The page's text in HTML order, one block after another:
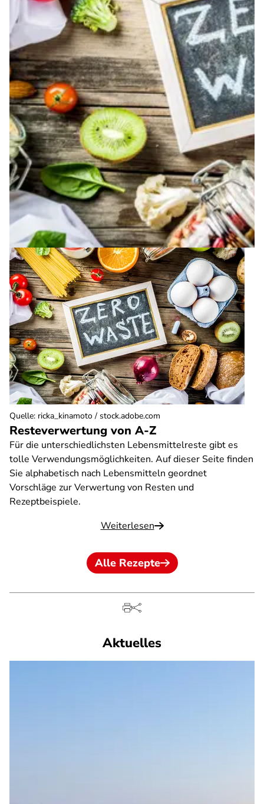
Resteverwertung von A-Z
Für die unterschiedlichsten Lebensmittelreste gibt es
tolle Verwendungsmöglichkeiten. Auf dieser Seite finden
Sie alphabetisch nach Lebensmitteln geordnet
Vorschläge zur Verwertung von Resten und
Rezeptbeispiele.
Weiterlesen
Quelle: ricka_kinamoto / stock.adobe.com
Alle Rezepte
Aktuelles